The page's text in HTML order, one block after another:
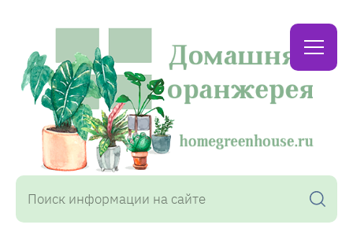
Домашняя
оранжерея